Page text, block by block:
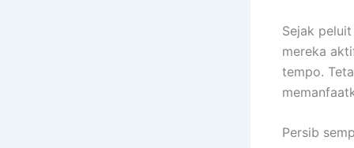
Sejak
mereka
tempo.
Persib